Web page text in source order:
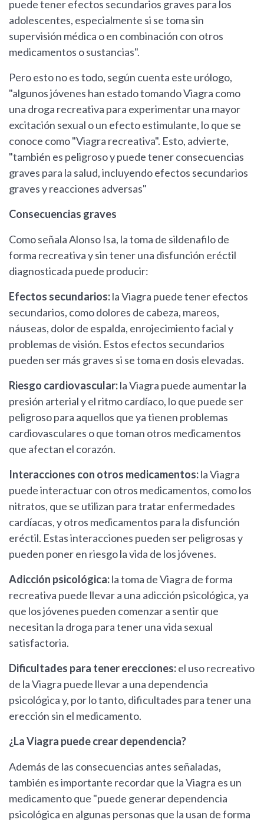
puede tener efectos secundarios graves para los
adolescentes, especialmente si se toma sin
supervisión médica o en combinación con otros
medicamentos o sustancias".
Pero esto no es todo, según cuenta este urólogo,
"algunos jóvenes han estado tomando Viagra como
una droga recreativa para experimentar una mayor
excitación sexual o un efecto estimulante, lo que se
conoce como "Viagra recreativa". Esto, advierte,
"también es peligroso y puede tener consecuencias
graves para la salud, incluyendo efectos secundarios
graves y reacciones adversas"
Consecuencias graves
Como señala Alonso Isa, la toma de sildenafilo de
forma recreativa y sin tener una disfunción eréctil
diagnosticada puede producir:
Efectos secundarios:la Viagra puede tener efectos
secundarios, como dolores de cabeza, mareos,
náuseas, dolor de espalda, enrojecimiento facial y
problemas de visión. Estos efectos secundarios
pueden ser más graves si se toma en dosis elevadas.
Riesgo cardiovascular:la Viagra puede aumentar la
presión arterial y el ritmo cardíaco, lo que puede ser
peligroso para aquellos que ya tienen problemas
cardiovasculares o que toman otros medicamentos
que afectan el corazón.
Interacciones con otros medicamentos:la Viagra
puede interactuar con otros medicamentos, como los
nitratos, que se utilizan para tratar enfermedades
cardíacas, y otros medicamentos para la disfunción
eréctil. Estas interacciones pueden ser peligrosas y
pueden poner en riesgo la vida de los jóvenes.
Adicción psicológica:la toma de Viagra de forma
recreativa puede llevar a una adicción psicológica, ya
que los jóvenes pueden comenzar a sentir que
necesitan la droga para tener una vida sexual
satisfactoria.
Dificultades para tener erecciones:el uso recreativo
de la Viagra puede llevar a una dependencia
psicológica y, por lo tanto, dificultades para tener una
erección sin el medicamento.
¿La Viagra puede crear dependencia?
Además de las consecuencias antes señaladas,
también es importante recordar que la Viagra es un
medicamento que "puede generar dependencia
psicológica en algunas personas que la usan de forma